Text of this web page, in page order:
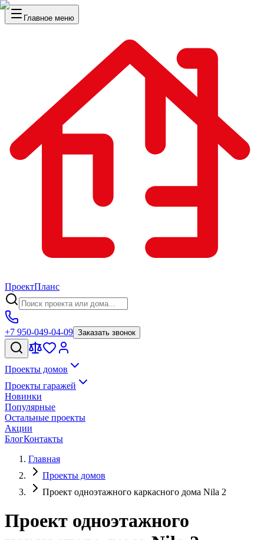
Главное меню
ПроектПланс
+7 950-049-04-09 Заказать звонок
Проекты домов
Проекты гаражей
Новинки
Популярные
Остальные проекты
Акции
БлогКонтакты
Главная
Проекты домов
Проект одноэтажного каркасного дома Nila 2
Проект одноэтажного